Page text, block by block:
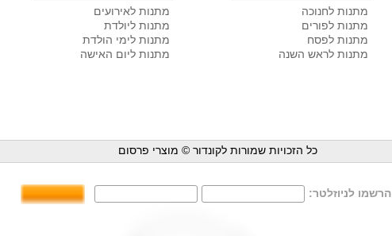
מתנות לחנוכה
מתנות לפורים
מתנות לפסח
מתנות לראש השנה
מתנות לאירועים
מתנות ליולדת
מתנות לימי הולדת
מתנות ליום האישה
כל הזכויות שמורות לקונדור © מוצרי פרסום
הרשמו לניוזלטר: